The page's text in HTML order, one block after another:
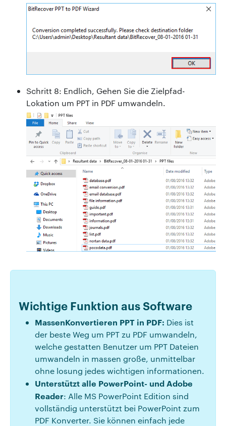
Schritt 8: Endlich, Gehen Sie die Zielpfad-
Lokation um PPT in PDF umwandeln.
Wichtige Funktion aus Software
MassenKonvertieren PPT in PDF: Dies ist
der beste Weg um PPT zu PDF umwandeln,
welche gestatten Benutzer um PPT Dateien
umwandeln in massen große, unmittelbar
ohne losung jedes wichtigen informationen.
Unterstützt alle PowerPoint- und Adobe
Reader: Alle MS PowerPoint Edition sind
vollständig unterstützt bei PowerPoint zum
PDF Konverter. Sie können einfach jede